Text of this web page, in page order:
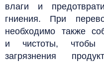
влаги и
гниения. При
необходимо также
и чистоты, чтобы
загрязнения